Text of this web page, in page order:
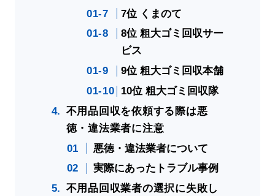
7位 くまのて
8位 粗大ゴミ回収サー
ビス
9位 粗大ゴミ回収本舗
10位 粗大ゴミ回収隊
不用品回収を依頼する際は悪
徳・違法業者に注意
悪徳・違法業者について
実際にあったトラブル事例
不用品回収業者の選択に失敗し